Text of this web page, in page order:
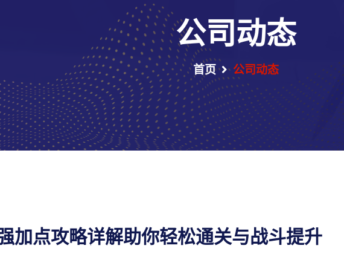
公司动态
首页 公司动态
加点攻略详解助你轻松通关与战斗提升